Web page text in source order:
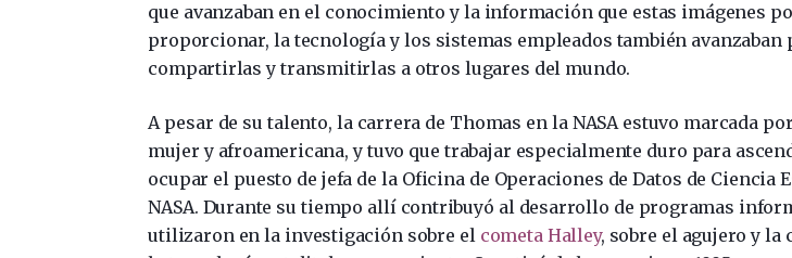
que avanzaban en el conocimiento y la información que estas imágenes
proporcionar, la tecnología y los sistemas empleados también avanzaban
compartirlas y transmitirlas a otros lugares del mundo.
A pesar de su talento, la carrera de Thomas en la NASA estuvo marcada
mujer y afroamericana, y tuvo que trabajar especialmente duro para
ocupar el puesto de jefa de la Oficina de Operaciones de Datos de Ciencia
NASA. Durante su tiempo allí contribuyó al desarrollo de programas
utilizaron en la investigación sobre el cometa Halley, sobre el agujero y la